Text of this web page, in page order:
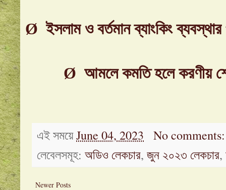
Ø ইসলাম ও বর্তমান ব্যাংকিং
Ø আমলে কমতি হলে করণীয়
এই সময়েJune 04, 2023
No
লেবেলসমূহ: অডিও লেকচার, জুন ২০২৩ লেকচার,
Newer Posts